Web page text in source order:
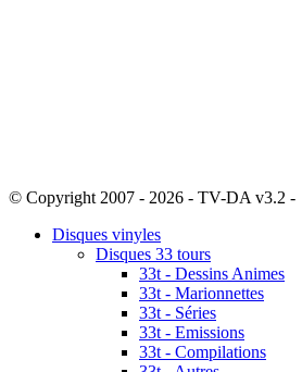
© Copyright 2007 - 2026 - TV-DA v3.2 -
Disques vinyles
Disques 33 tours
33t - Dessins Animes
33t - Marionnettes
33t - Séries
33t - Emissions
33t - Compilations